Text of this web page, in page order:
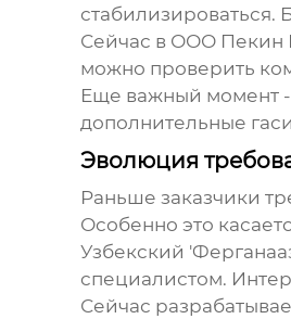
стабилизироваться.
Сейчас в ООО Пекин
можно проверить
Еще важный момент -
дополнительные
Эволюция
Раньше заказчики
Особенно это
Узбекский
специалистом.
Сейчас